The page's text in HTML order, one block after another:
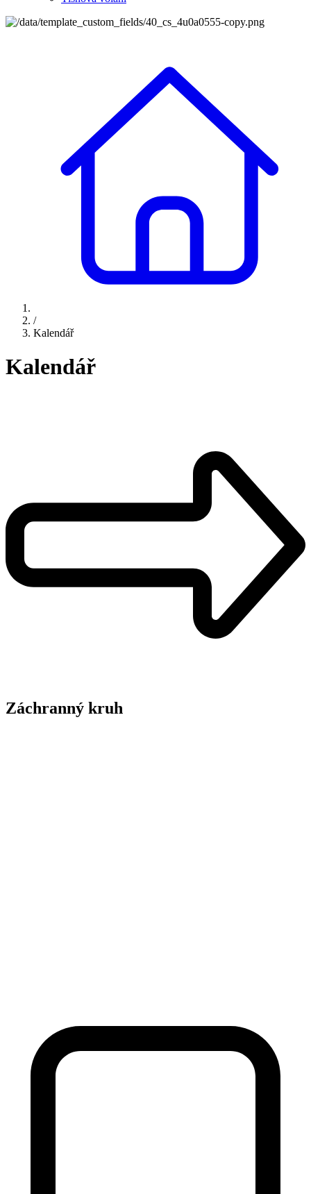
/
Kalendář
Kalendář
Záchranný kruh